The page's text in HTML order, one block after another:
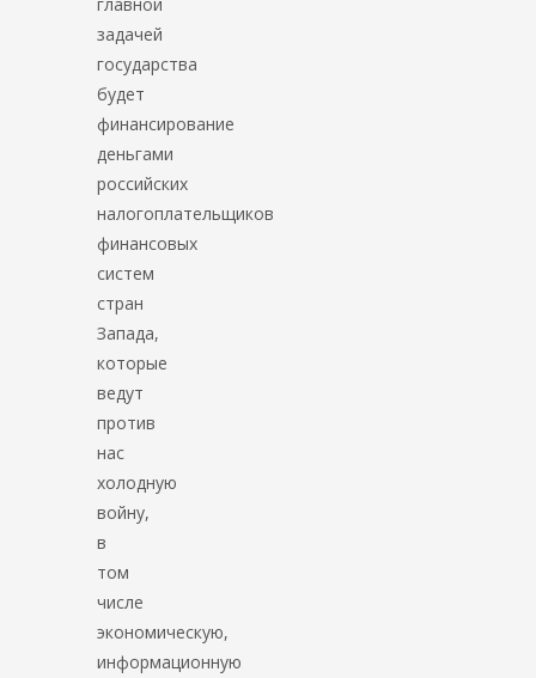
задачей
государства
будет
финансирование
деньгами
российских
налогоплательщиков
финансовых
систем
стран
Запада,
которые
ведут
против
нас
холодную
войну,
в
том
числе
экономическую,
информационную